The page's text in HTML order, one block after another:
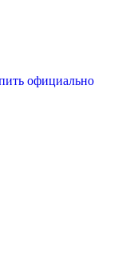
официально